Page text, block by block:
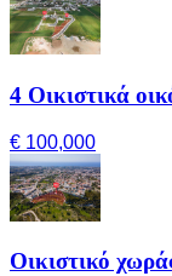
4 Οικιστικά
€ 100,000
Οικιστικό